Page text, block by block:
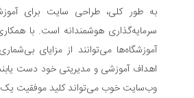
به طور کلی، طراحی سایت برای
سرمایه‌گذاری هوشمندانه است. با همکاری با
آموزشگاه‌ها می‌توانند از مزایای بی‌شماری
اهداف آموزشی و مدیریتی خود دست یابند.
وب‌سایت خوب می‌تواند کلید موفقیت یک